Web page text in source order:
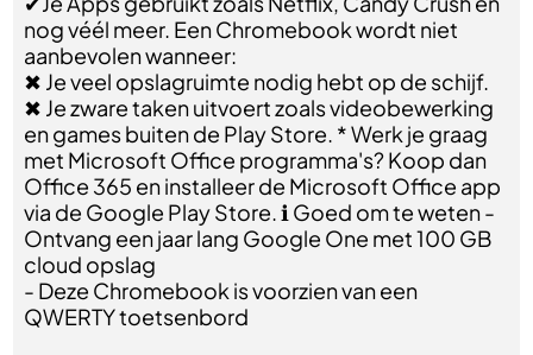
nog véél meer. Een Chromebook wordt niet
aanbevolen wanneer:
✖ Je veel opslagruimte nodig hebt op de schijf.
✖ Je zware taken uitvoert zoals videobewerking
en games buiten de Play Store. * Werk je graag
met Microsoft Office programma's? Koop dan
Office 365 en installeer de Microsoft Office app
via de Google Play Store. ℹ Goed om te weten -
Ontvang een jaar lang Google One met 100 GB
cloud opslag
- Deze Chromebook is voorzien van een
QWERTY toetsenbord